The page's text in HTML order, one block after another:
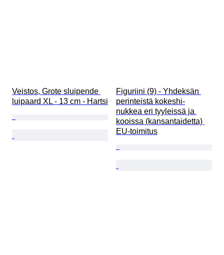
Veistos, Grote sluipende
luipaard XL - 13 cm - Hartsi
Figuriini (9) - Yhdeksän
perinteistä kokeshi-
nukkea eri tyyleissä ja
kooissa (kansantaidetta)
EU-toimitus